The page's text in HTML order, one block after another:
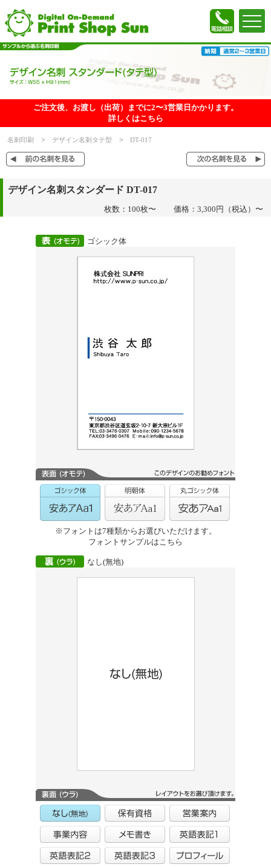
ご注文後、お渡し（出荷）までに2〜3営業日かかります。
詳しくはこちら
名刺印刷 デザイン名刺タテ型 DT-017
デザイン名刺スタンダード DT-017
枚数：100枚〜 価格：3,300円（税込）〜
ゴシック体
※フォントは7種類からお選びいただけます。
フォントサンプルはこちら
なし(無地)